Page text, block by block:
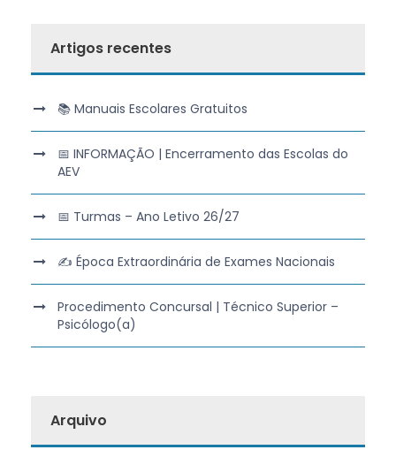
Artigos recentes
📚 Manuais Escolares Gratuitos
📅 INFORMAÇÃO | Encerramento das Escolas do
AEV
📅 Turmas – Ano Letivo 26/27
✍️ Época Extraordinária de Exames Nacionais
Procedimento Concursal | Técnico Superior –
Psicólogo(a)
Arquivo